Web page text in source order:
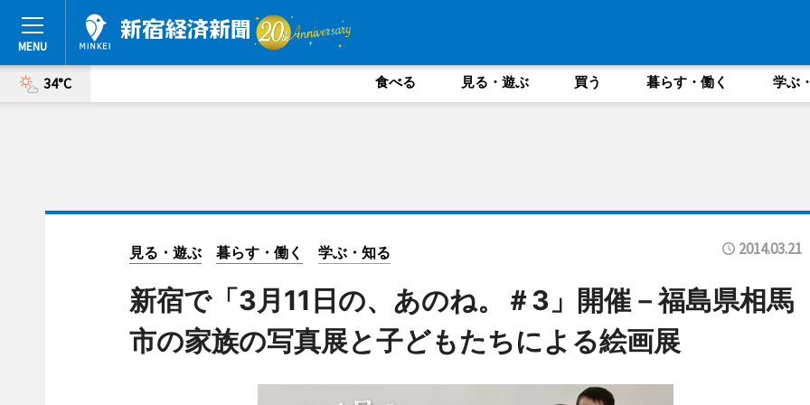
34°C 食べる 見る・遊ぶ 買う 暮らす・働く 学ぶ
見る・遊ぶ 暮らす・働く 学ぶ・知る 2014.03.21
新宿で「3月11日の、あのね。＃3」開催－福島県相馬
市の家族の写真展と子どもたちによる絵画展